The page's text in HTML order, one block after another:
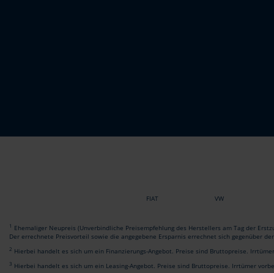
FIAT VW
1 Ehemaliger Neupreis (Unverbindliche Preisempfehlung des Herstellers am Tag der
Der errechnete Preisvorteil sowie die angegebene Ersparnis errechnet sich gegenüber
2 Hierbei handelt es sich um ein Finanzierungs-Angebot. Preise sind Bruttopreise.
3 Hierbei handelt es sich um ein Leasing-Angebot. Preise sind Bruttopreise. Irrtümer